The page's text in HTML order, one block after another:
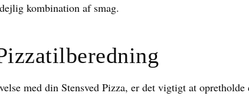
kombination af smag.
med din Stensved Pizza, er det vigtigt at